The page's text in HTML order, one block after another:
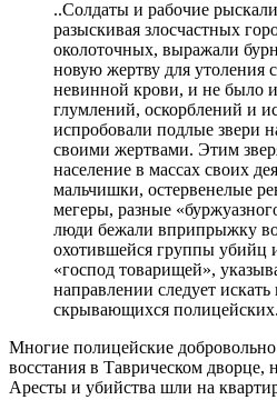
..Солдаты и рабочие
разыскивая злосчастных
околоточных, выражали
новую жертву для утоления
невинной крови, и не было
глумлений, оскорблений и
испробовали подлые звери
своими жертвами. Этим
население в массах своих
мальчишки, остервенелые
мегеры, разные
люди бежали вприпрыжку
охотившейся группы убийц
«господ товарищей»,
направлении следует
скрывающихся полицейских.
Многие полицейские
восстания в Таврическом дворце,
Аресты и убийства шли на